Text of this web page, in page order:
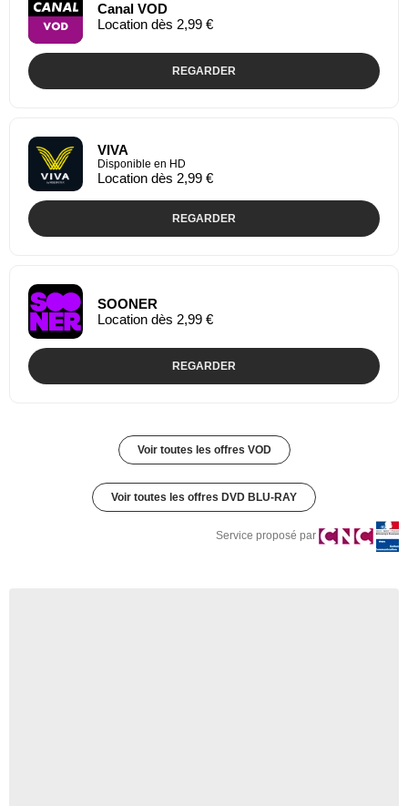
Canal VOD
Location dès 2,99 €
REGARDER
VIVA
Disponible en HD
Location dès 2,99 €
REGARDER
SOONER
Location dès 2,99 €
REGARDER
Voir toutes les offres VOD
Voir toutes les offres DVD BLU-RAY
Service proposé par